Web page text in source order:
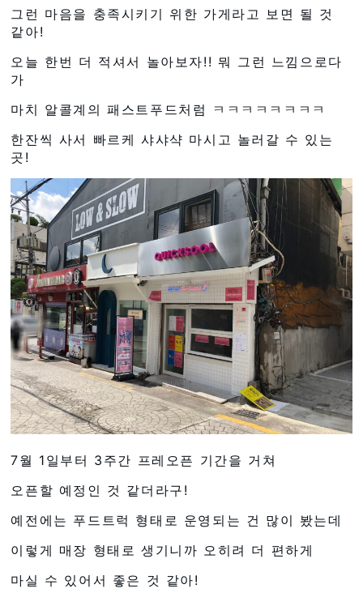
그런 마음을 충족시키기 위한 가게라고 보면 될 것
같아!
오늘 한번 더 적셔서 놀아보자!! 뭐 그런 느낌으로다
가
마치 알콜계의 패스트푸드처럼 ㅋㅋㅋㅋㅋㅋㅋㅋ
한잔씩 사서 빠르케 샤샤샥 마시고 놀러갈 수 있는
곳!
7월 1일부터 3주간 프레오픈 기간을 거쳐
오픈할 예정인 것 같더라구!
예전에는 푸드트럭 형태로 운영되는 건 많이 봤는데
이렇게 매장 형태로 생기니까 오히려 더 편하게
마실 수 있어서 좋은 것 같아!